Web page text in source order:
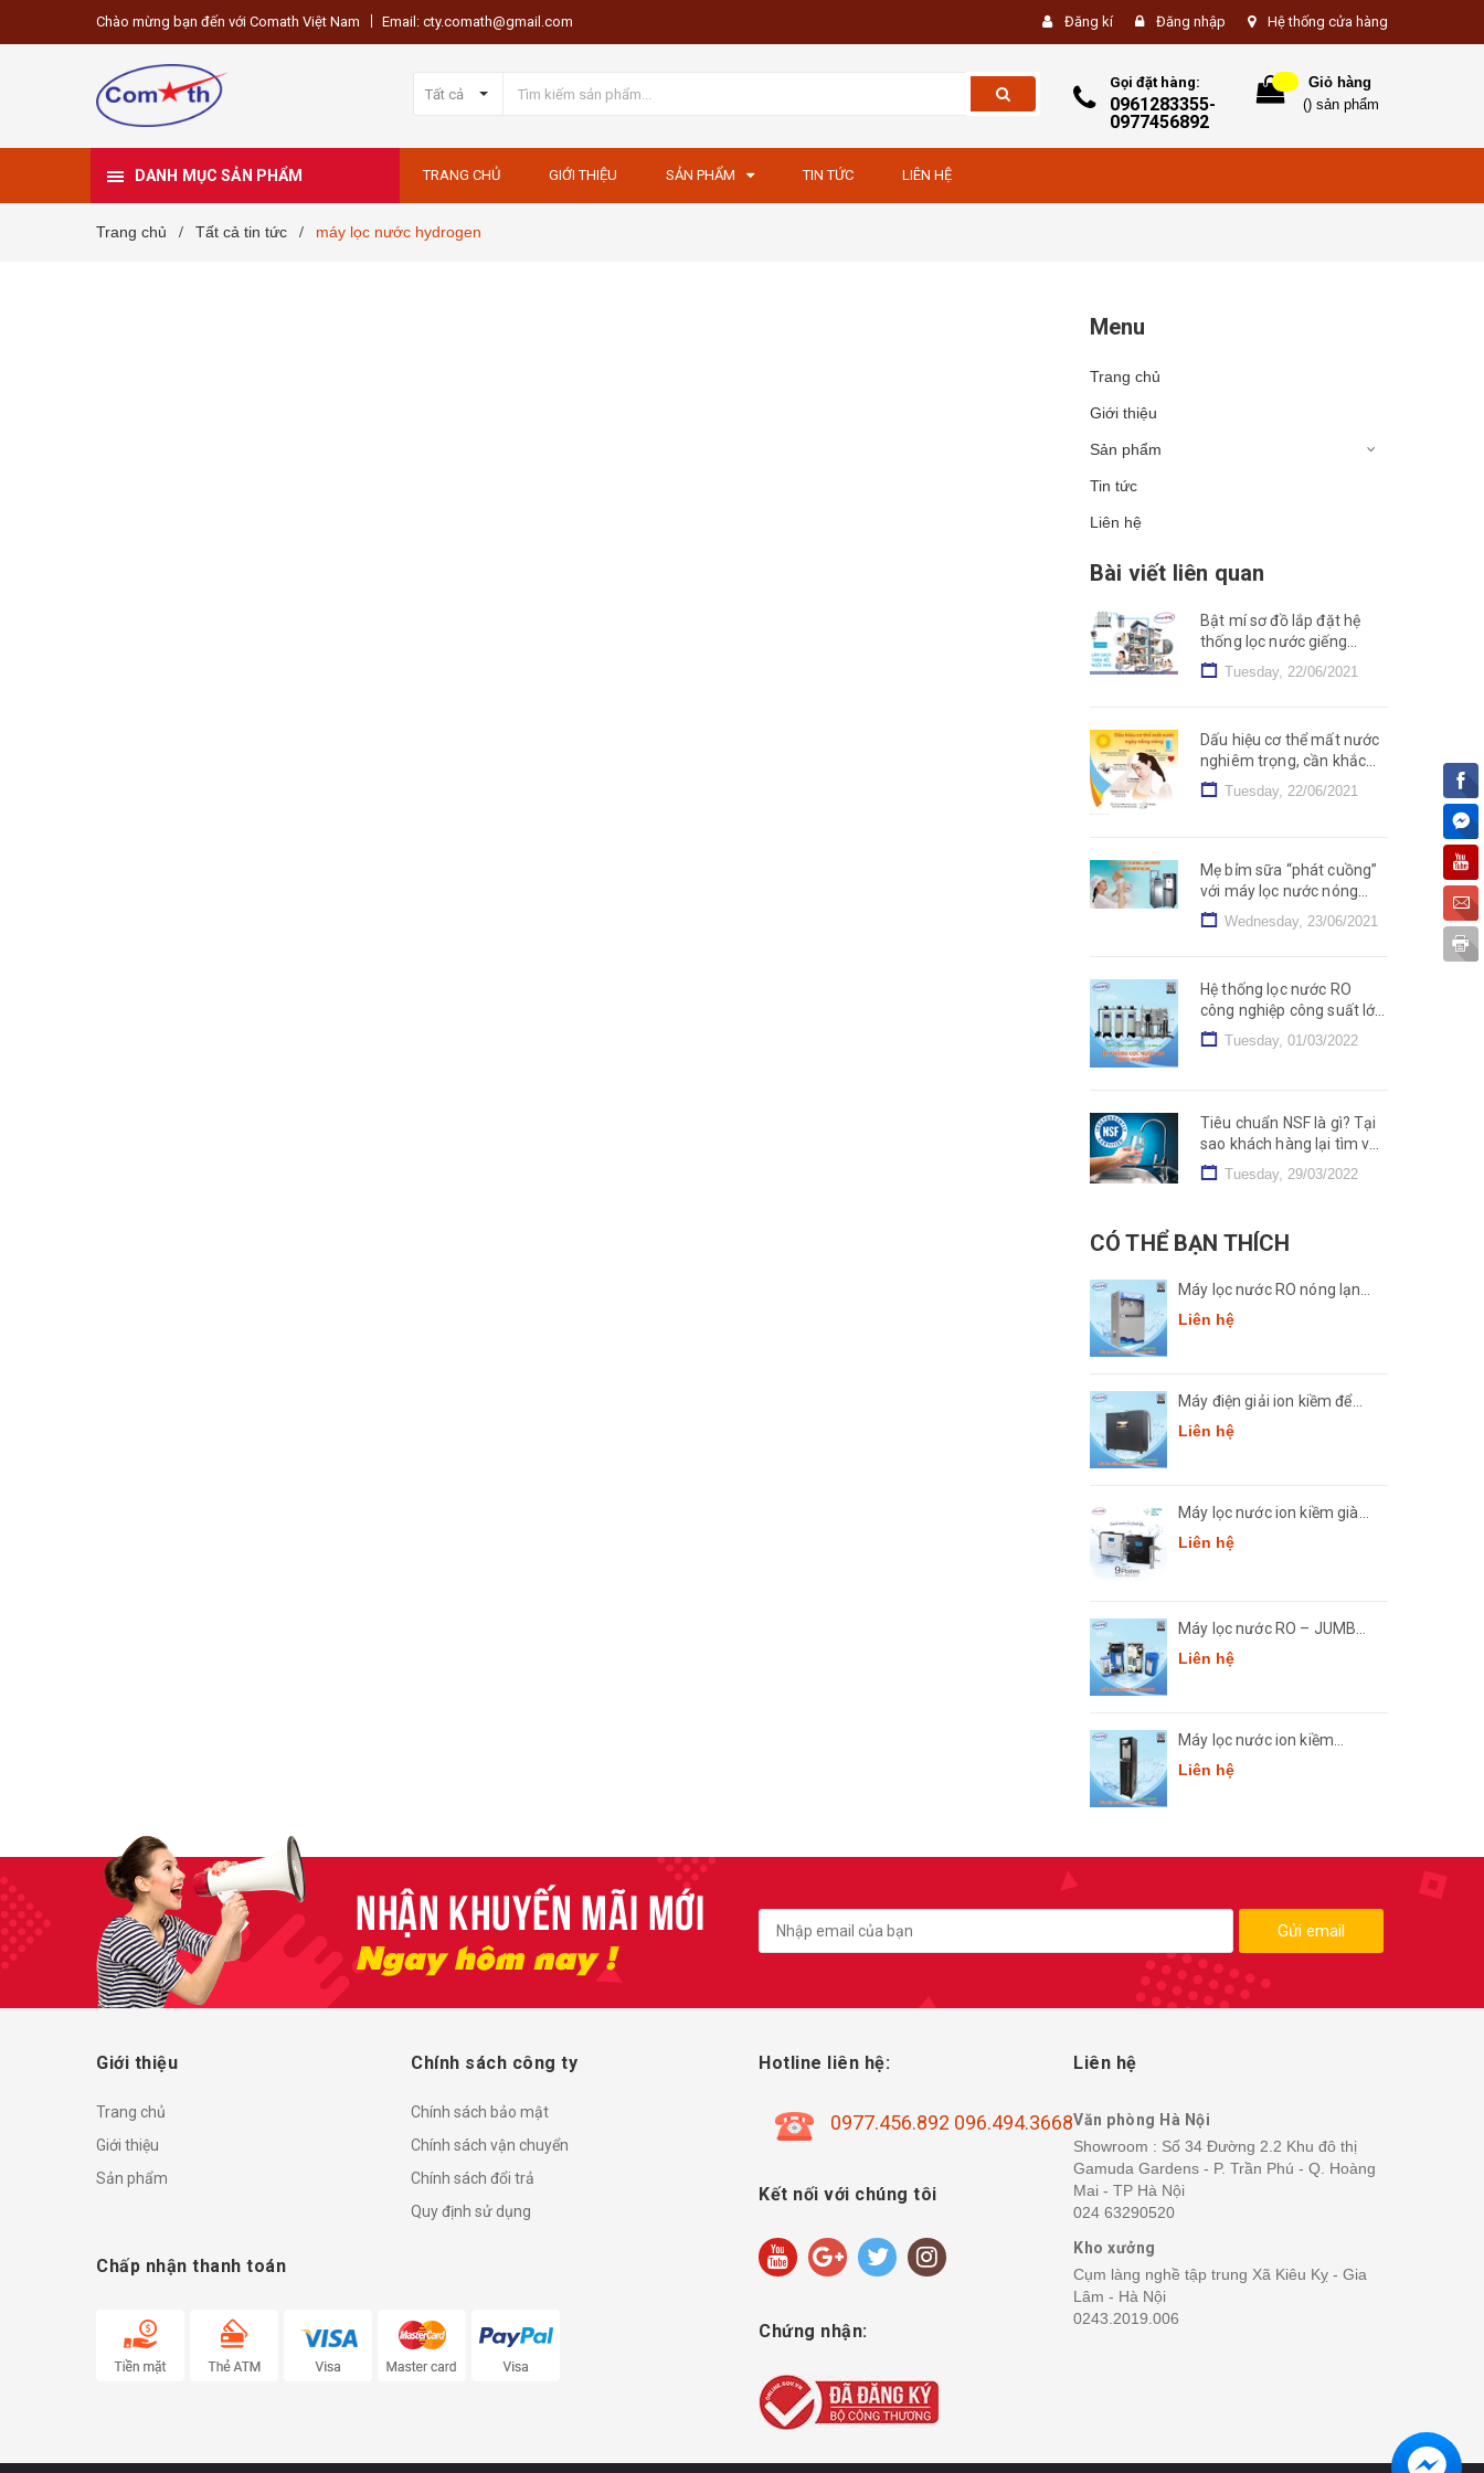
Chào mừng bạn đến với Comath Việt Nam Email: cty.comath@gmail.com Đăng kí Đăng nhập Hệ thống cửa hàng
Tất cả
Gọi đặt hàng:
0961283355-
0977456892
Giỏ hàng
() sản phẩm
DANH MỤC SẢN PHẨM TRANG CHỦ GIỚI THIỆU SẢN PHẨM TIN TỨC LIÊN HỆ
Trang chủ / Tất cả tin tức / máy lọc nước hydrogen
Menu
Trang chủ
Giới thiệu
Sản phẩm
Tin tức
Liên hệ
Bài viết liên quan
Bật mí sơ đồ lắp đặt hệ
thống lọc nước giếng
khoan cho mọi nhà
Tuesday, 22/06/2021
Dấu hiệu cơ thể mất nước
nghiêm trọng, cần khắc
phục nhanh chóng
Tuesday, 22/06/2021
Mẹ bỉm sữa “phát cuồng”
với máy lọc nước nóng
lạnh nguội – Tại sao lại
vậy?
Wednesday, 23/06/2021
Hệ thống lọc nước RO
công nghiệp công suất lớn
2000L, 5000L, 10000L/h
Tuesday, 01/03/2022
Tiêu chuẩn NSF là gì? Tại
sao khách hàng lại tìm và
dùng sản phẩm NSF?
Tuesday, 29/03/2022
CÓ THỂ BẠN THÍCH
Máy lọc nước RO nóng lạnh
công suất lớn Comath
CM2681-50
Liên hệ
Máy điện giải ion kiềm để
bàn Comath Smart CM-
Liên hệ
Máy lọc nước ion kiềm giàu
hydro Crewelter 9 Hàn Quốc
Liên hệ
Máy lọc nước RO – JUMBO
Comath CM7
Liên hệ
Máy lọc nước ion kiềm
thông minh Comath Smart
CM3668
Liên hệ
Gửi email
Giới thiệu
Trang chủ
Giới thiệu
Sản phẩm
Chính sách công ty
Chính sách bảo mật
Chính sách vận chuyển
Chính sách đổi trả
Quy định sử dụng
Chấp nhận thanh toán
Hotline liên hệ:
0977.456.892 096.494.3668
Kết nối với chúng tôi
Chứng nhận:
Liên hệ
Văn phòng Hà Nội
Showroom : Số 34 Đường 2.2 Khu đô thị
Gamuda Gardens - P. Trần Phú - Q. Hoàng
Mai - TP Hà Nội
024 63290520
Kho xưởng
Cụm làng nghề tập trung Xã Kiêu Kỵ - Gia
Lâm - Hà Nội
0243.2019.006